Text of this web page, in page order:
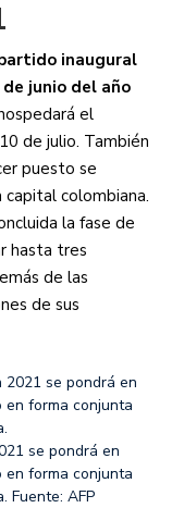
inaugural
junio del año
el
de julio. También
puesto se
colombiana.
la fase de
hasta tres
de las
de sus
se pondrá en
forma conjunta
Fuente: AFP